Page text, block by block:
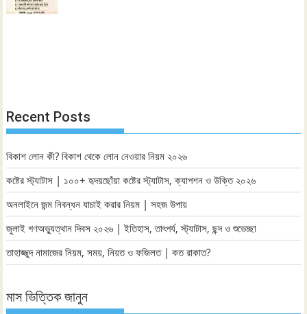
Recent Posts
বিকাশ লোন কী? বিকাশ থেকে লোন নেওয়ার নিয়ম ২০২৬
কষ্টের স্ট্যাটাস | ১০০+ হৃদয়ছোঁয়া কষ্টের স্ট্যাটাস, ক্যাপশন ও উক্তি ২০২৬
অনলাইনে জন্ম নিবন্ধন যাচাই করার নিয়ম | সহজ উপায়
জুলাই গণঅভ্যুত্থান দিবস ২০২৬ | ইতিহাস, তাৎপর্য, স্ট্যাটাস, ছন্দ ও শুভেচ্ছা
তাহাজ্জুদ নামাজের নিয়ম, সময়, নিয়ত ও ফজিলত | কত রাকাত?
মাস ভিত্তিক জানুন